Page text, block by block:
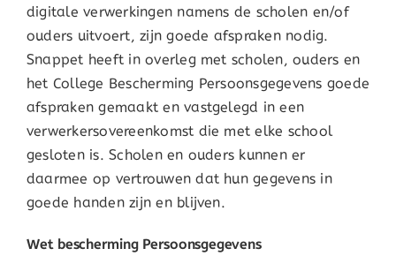
digitale verwerkingen namens de scholen en/of
ouders uitvoert, zijn goede afspraken nodig.
Snappet heeft in overleg met scholen, ouders en
het College Bescherming Persoonsgegevens goede
afspraken gemaakt en vastgelegd in een
verwerkersovereenkomst die met elke school
gesloten is. Scholen en ouders kunnen er
daarmee op vertrouwen dat hun gegevens in
goede handen zijn en blijven.
Wet bescherming Persoonsgegevens